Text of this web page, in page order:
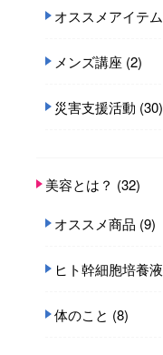
オススメアイテム
メンズ講座 (2)
災害支援活動 (30)
美容とは？ (32)
オススメ商品 (9)
ヒト幹細胞培養液
体のこと (8)